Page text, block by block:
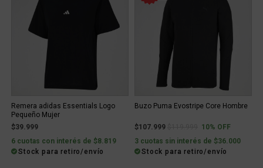
Remera adidas Essentials Logo
Pequeño Mujer
$39.999
6 cuotas con interés de $8.819
Stock para retiro/envío
Buzo Puma Evostripe Core Hombre
$107.999 Price reduced from
to10% OFF
3 cuotas sin interés de $36.000
Stock para retiro/envío